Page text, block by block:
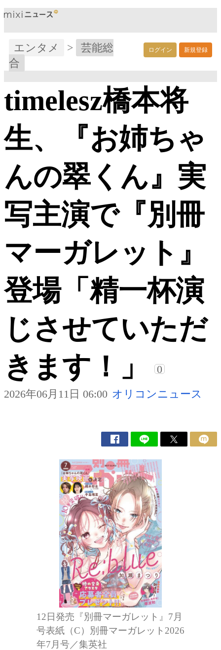
ログイン 新規登録
エンタメ >
芸能総
合
timelesz橋本将
生、『お姉ちゃ
んの翠くん』実
写主演で『別冊
マーガレット』
登場「精一杯演
じさせていただ
きます！」
0
2026年06月11日 06:00 オリコンニュース
12日発売『別冊マーガレット』7月
号表紙（C）別冊マーガレット2026
年7月号／集英社